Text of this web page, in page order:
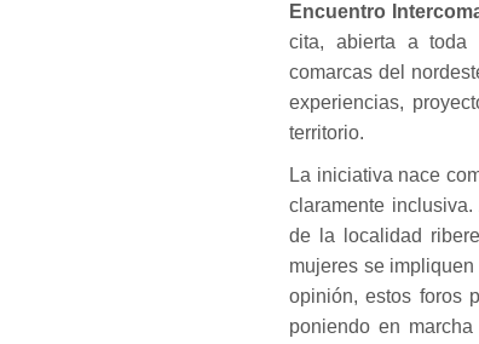
Encuentro
cita, abierta a toda
comarcas del
experiencias,
territorio.
La iniciativa nace
claramente
de la localidad
mujeres se
opinión, estos foros
poniendo en